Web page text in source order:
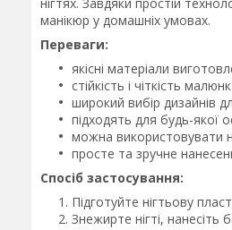
манікюр у домашніх умовах.
Переваги:
якісні матеріали
стійкість і чіткість
широкий вибір дизайнів
підходять для будь-якої
можна використовувати
просте та зручне
Спосіб застосування:
Підготуйте нігтьову
Знежирте нігті,